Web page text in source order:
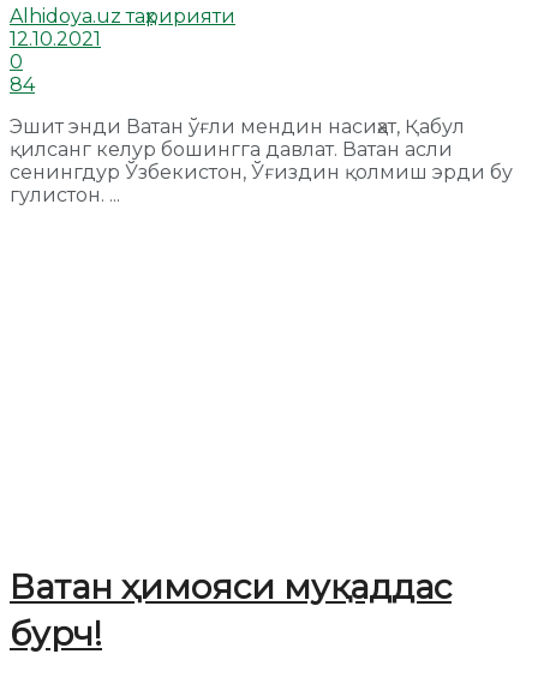
Alhidoya.uz таҳририяти
12.10.2021
0
84
Эшит энди Ватан ўғли мендин насиҳат, Қабул
қилсанг келур бошингга давлат. Ватан асли
сенингдур Ўзбекистон, Ўғиздин қолмиш эрди бу
гулистон. ...
Ватан ҳимояси муқаддас
бурч!